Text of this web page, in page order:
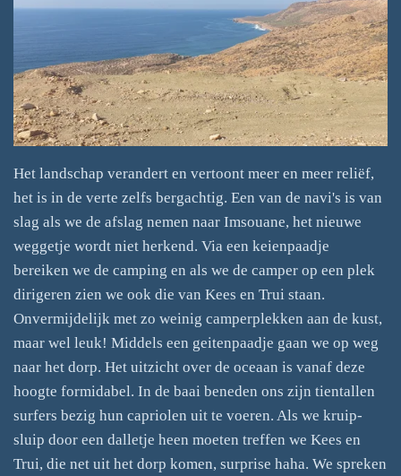
Het landschap verandert en vertoont meer en meer reliëf,
het is in de verte zelfs bergachtig. Een van de navi's is van
slag als we de afslag nemen naar Imsouane, het nieuwe
weggetje wordt niet herkend. Via een keienpaadje
bereiken we de camping en als we de camper op een plek
dirigeren zien we ook die van Kees en Trui staan.
Onvermijdelijk met zo weinig camperplekken aan de kust,
maar wel leuk! Middels een geitenpaadje gaan we op weg
naar het dorp. Het uitzicht over de oceaan is vanaf deze
hoogte formidabel. In de baai beneden ons zijn tientallen
surfers bezig hun capriolen uit te voeren. Als we kruip-
sluip door een dalletje heen moeten treffen we Kees en
Trui, die net uit het dorp komen, surprise haha. We spreken